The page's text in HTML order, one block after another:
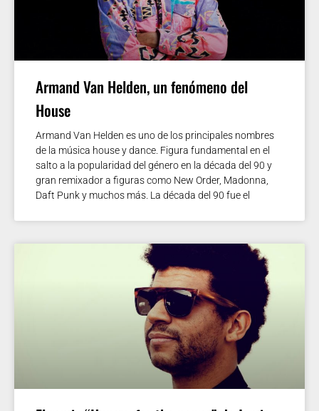
Armand Van Helden, un fenómeno del
House
Armand Van Helden es uno de los principales nombres
de la música house y dance. Figura fundamental en el
salto a la popularidad del género en la década del 90 y
gran remixador a figuras como New Order, Madonna,
Daft Punk y muchos más. La década del 90 fue el